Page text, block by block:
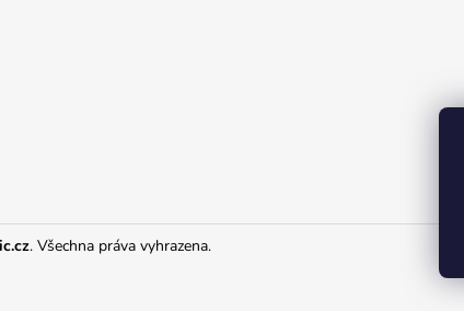
. Všechna práva vyhrazena.